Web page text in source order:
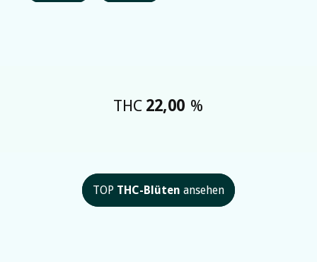
THC 22,00 %
TOP THC-Blüten ansehen